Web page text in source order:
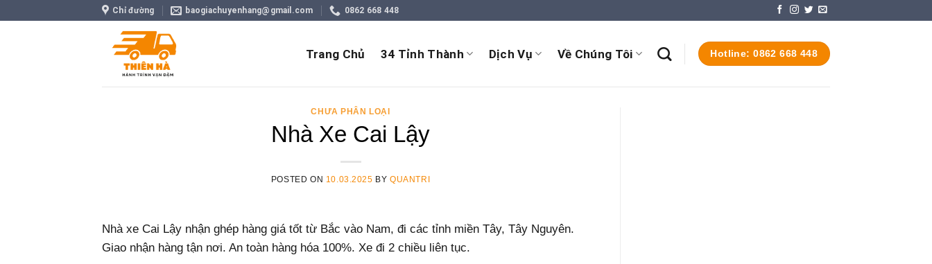
Chỉ đường baogiachuyenhang@gmail.com 0862 668 448
Trang Chủ 34 Tỉnh Thành Dịch Vụ Về Chúng Tôi Hotline: 0862 668 448
CHƯA PHÂN LOẠI
Nhà Xe Cai Lậy
POSTED ON 10.03.2025 BYQUANTRI
Nhà xe Cai Lậy nhận ghép hàng giá tốt từ Bắc vào Nam, đi các tỉnh miền Tây, Tây Nguyên.
Giao nhận hàng tận nơi. An toàn hàng hóa 100%. Xe đi 2 chiều liên tục.